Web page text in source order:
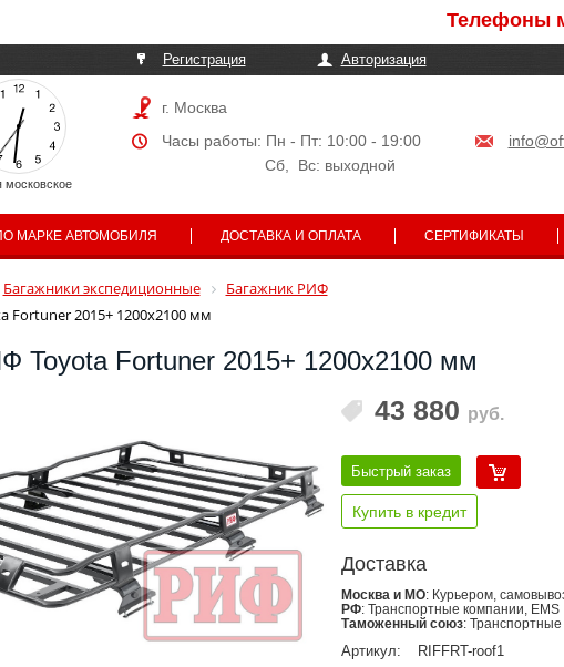
Телефоны
Регистрация Авторизация
московское
г. Москва
Часы работы: Пн - Пт: 10:00 - 19:00
Сб, Вс: выходной
МАРКЕ АВТОМОБИЛЯ ДОСТАВКА И ОПЛАТА СЕРТИФИКАТЫ
Багажники экспедиционные
Багажник РИФ
Fortuner 2015+ 1200x2100 мм
Toyota Fortuner 2015+ 1200x2100 мм
43 880 руб.
Быстрый заказ
Купить в кредит
Доставка
Москва и МО: Курьером,
РФ: Транспортные компании, EMS
Таможенный союз:
Артикул:
RIFFRT-roof1